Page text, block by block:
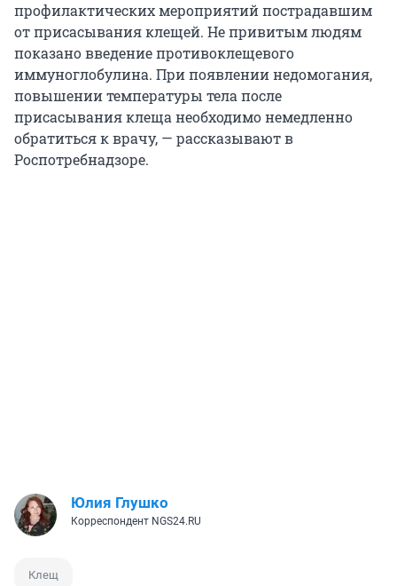
профилактических мероприятий пострадавшим
от присасывания клещей. Не привитым людям
показано введение противоклещевого
иммуноглобулина. При появлении недомогания,
повышении температуры тела после
присасывания клеща необходимо немедленно
обратиться к врачу, — рассказывают в
Роспотребнадзоре.
Юлия Глушко
Корреспондент NGS24.RU
Клещ